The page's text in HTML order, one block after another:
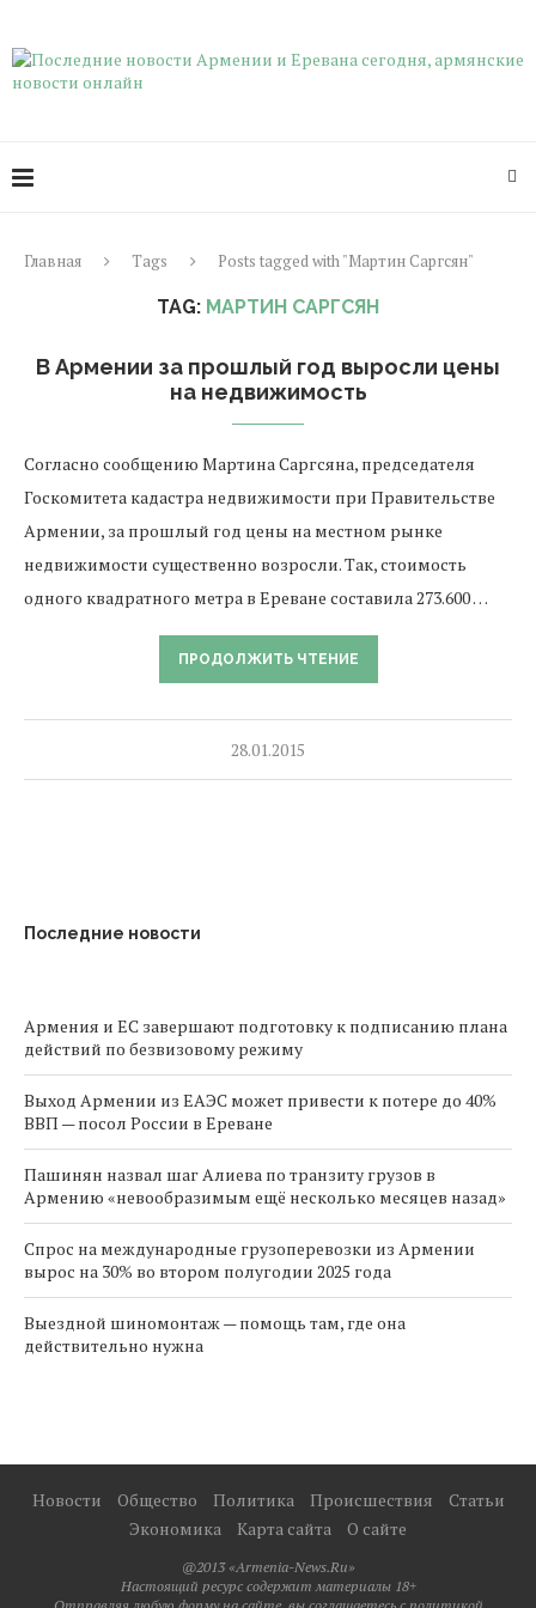
Главная Tags Posts tagged with "Мартин Саргсян"
TAG: МАРТИН САРГСЯН
В Армении за прошлый год выросли цены
на недвижимость
Согласно сообщению Мартина Саргсяна, председателя
Госкомитета кадастра недвижимости при Правительстве
Армении, за прошлый год цены на местном рынке
недвижимости существенно возросли. Так, стоимость
одного квадратного метра в Ереване составила 273.600 …
ПРОДОЛЖИТЬ ЧТЕНИЕ
28.01.2015
Последние новости
Армения и ЕС завершают подготовку к подписанию плана
действий по безвизовому режиму
Выход Армении из ЕАЭС может привести к потере до 40%
ВВП — посол России в Ереване
Пашинян назвал шаг Алиева по транзиту грузов в
Армению «невообразимым ещё несколько месяцев назад»
Спрос на международные грузоперевозки из Армении
вырос на 30% во втором полугодии 2025 года
Выездной шиномонтаж — помощь там, где она
действительно нужна
Новости Общество Политика Происшествия
Статьи
Экономика
Карта сайта О сайте
@2013 «Armenia-News.Ru»
Настоящий ресурс содержит материалы 18+